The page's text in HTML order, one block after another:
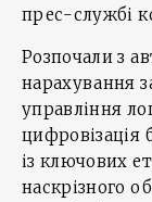
прес-службі
Розпочали з
нарахування
управління
цифровізація
із ключових
наскрізного